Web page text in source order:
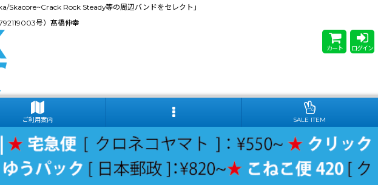
Rock Steady等の周辺バンドをセレクト」
号）髙橋伸幸
カート ログイン
ご利用案内 SALE ITEM